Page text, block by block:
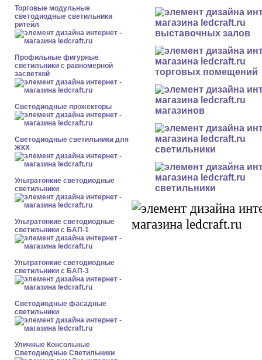
Торговые модульные
светодиодные светильники
ритейл
Профильные фигурные
светильники с равномерной
засветкой
Светодиодные прожекторы
Светодиодные светильники для
ЖКХ
Ультратонкие светодиодные
светильники
Ультратонкие светодиодные
светильники с БАП-1
Ультратонкие светодиодные
светильники с БАП-3
Светодиодные фасадные
светильники
Уличные Консольные
Светодиодные Светильники
выставочных залов
торговых помещений
магазинов
светильники
светильники